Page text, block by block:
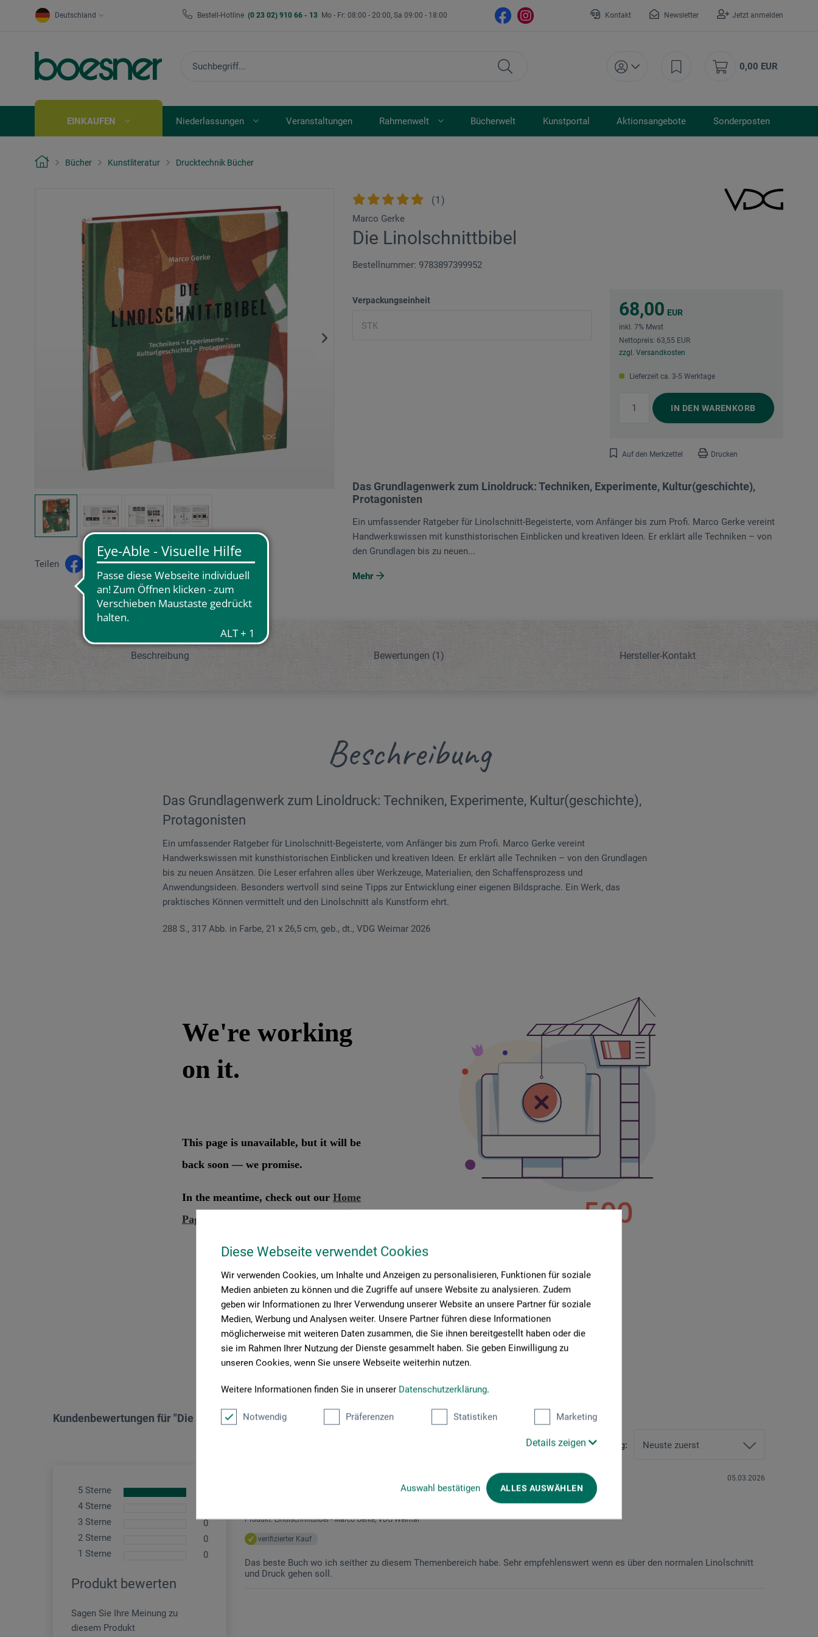
Diese Webseite verwendet Cookies
Wir verwenden Cookies, um Inhalte und Anzeigen zu personalisieren, Funktionen für soziale
Medien anbieten zu können und die Zugriffe auf unsere Website zu analysieren. Zudem
geben wir Informationen zu Ihrer Verwendung unserer Website an unsere Partner für soziale
Medien, Werbung und Analysen weiter. Unsere Partner führen diese Informationen
möglicherweise mit weiteren Daten zusammen, die Sie ihnen bereitgestellt haben oder die
sie im Rahmen Ihrer Nutzung der Dienste gesammelt haben. Sie geben Einwilligung zu
unseren Cookies, wenn Sie unsere Webseite weiterhin nutzen.
Weitere Informationen finden Sie in unserer Datenschutzerklärung.
Notwendig Präferenzen Statistiken Marketing
Details zeigen
Auswahl bestätigen ALLES AUSWÄHLEN
Deutschland Bestell-Hotline (0 23 02) 910 66 - 13 Mo - Fr: 08:00 - 20:00, Sa 09:00 - 18:00 Kontakt Newsletter Jetzt anmelden
0,00 EUR
EINKAUFEN Niederlassungen Veranstaltungen Rahmenwelt Bücherwelt Kunstportal Aktionsangebote Sonderposten
Bücher Kunstliteratur Drucktechnik Bücher
(1 )
Marco Gerke
Die Linolschnittbibel
Bestellnummer: 9783897399952
Verpackungseinheit 68,00 EUR
inkl. 7% Mwst
Nettopreis: 63,55 EUR
zzgl. Versandkosten
Lieferzeit ca. 3-5 Werktage
IN DEN WARENKORB
Auf den Merkzettel Drucken
Teilen
Das Grundlagenwerk zum Linoldruck: Techniken, Experimente, Kultur(geschichte),
Protagonisten
Ein umfassender Ratgeber für Linolschnitt-Begeisterte, vom Anfänger bis zum Profi. Marco Gerke vereint
Handwerkswissen mit kunsthistorischen Einblicken und kreativen Ideen. Er erklärt alle Techniken – von
den Grundlagen bis zu neuen...
Mehr
Beschreibung Bewertungen (1) Hersteller-Kontakt
Beschreibung
Das Grundlagenwerk zum Linoldruck: Techniken, Experimente, Kultur(geschichte),
Protagonisten
Ein umfassender Ratgeber für Linolschnitt-Begeisterte, vom Anfänger bis zum Profi. Marco Gerke vereint
Handwerkswissen mit kunsthistorischen Einblicken und kreativen Ideen. Er erklärt alle Techniken – von den Grundlagen
bis zu neuen Ansätzen. Die Leser erfahren alles über Werkzeuge, Materialien, den Schaffensprozess und
Anwendungsideen. Besonders wertvoll sind seine Tipps zur Entwicklung einer eigenen Bildsprache. Ein Werk, das
praktisches Können vermittelt und den Linolschnitt als Kunstform ehrt.
288 S., 317 Abb. in Farbe, 21 x 26,5 cm, geb., dt., VDG Weimar 2026
Produktbewertungen (1)
Kundenbewertungen für "Die Linolschnittbibel"
Sortierung:
5 Sterne
4 Sterne
3 Sterne
0
2 Sterne
0
1 Sterne
0
Produkt bewerten
Sagen Sie Ihre Meinung zu
diesem Produkt
05.03.2026
Produkt: Linolschnittbibel - Marco Gerke, VDG Weimar
verifizierter Kauf
Das beste Buch wo ich seither zu diesem Themenbereich habe. Sehr empfehlenswert wenn es über den normalen Linolschnitt
und Druck gehen soll.